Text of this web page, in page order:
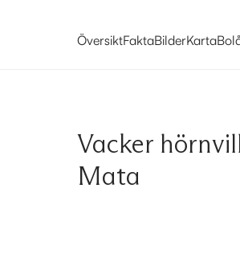
ÖversiktFaktaBilderKarta
Vacker
Mata